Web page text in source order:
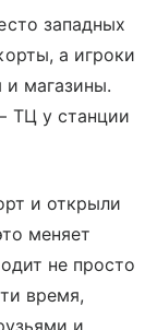
западных
а игроки
и магазины.
ТЦ у станции
и открыли
меняет
не просто
время,
и